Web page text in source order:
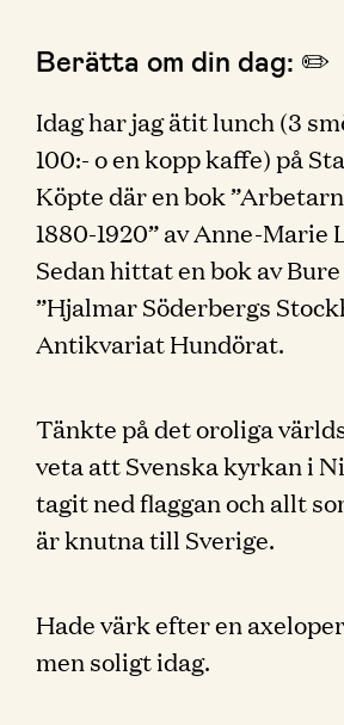
Berätta om din dag: ✏️
Idag har jag ätit lunch (3
100:- o en kopp kaffe) på
Köpte där en bok
1880-1920” av Anne-Marie
Sedan hittat en bok av
”Hjalmar Söderbergs
Antikvariat Hundörat.
Tänkte på det oroliga
veta att Svenska kyrkan i
tagit ned flaggan och allt
är knutna till Sverige.
Hade värk efter en
men soligt idag.